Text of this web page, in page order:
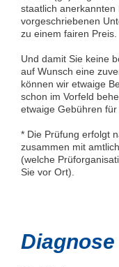
staatlich
vorgeschriebenen
zu einem fairen Preis.
Und damit Sie keine
auf Wunsch eine
können wir etwaige
schon im Vorfeld
etwaige Gebühren
* Die Prüfung erfolgt
zusammen mit
(welche
Sie vor Ort).
Diagnose